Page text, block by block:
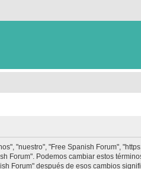
"nuestro", "Free Spanish Forum",
Forum". Podemos cambiar estos
Forum" después de esos cambios